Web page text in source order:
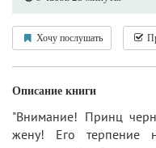
Хочу послушать
Описание книги
"Внимание! Принц
жену! Его